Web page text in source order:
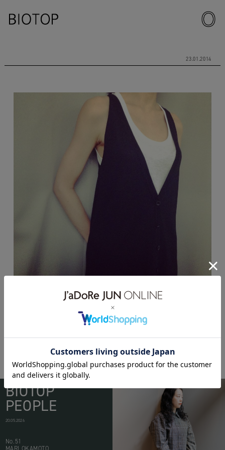
23.01.2014
BIOTOP
PEOPLE
20.05.2026
No.51